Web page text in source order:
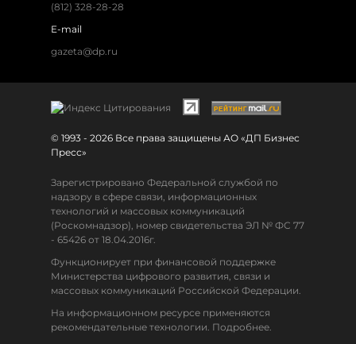
(812) 328-28-28
E-mail
gazeta@dp.ru
© 1993 - 2026 Все права защищены АО «ДП Бизнес
Пресс»
Зарегистрировано Федеральной службой по
надзору в сфере связи, информационных
технологий и массовых коммуникаций
(Роскомнадзор), номер свидетельства ЭЛ № ФС 77
- 65426 от 18.04.2016г.
Функционирует при финансовой поддержке
Министерства цифрового развития, связи и
массовых коммуникаций Российской Федерации.
На информационном ресурсе применяются
рекомендательные технологии. Подробнее.